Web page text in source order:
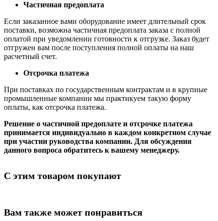
Частичная предоплата
Если заказанное вами оборудование имеет длительный срок
поставки, возможна частичная предоплата заказа с полной
оплатой при уведомлении готовности к отгрузке. Заказ будет
отгружен вам после поступления полной оплаты на наш
расчетный счет.
Отсрочка платежа
При поставках по государственным контрактам и в крупные
промышленные компании мы практикуем такую форму
оплаты, как отсрочка платежа.
Решение о частичной предоплате и отсрочке платежа
принимается индивидуально в каждом конкретном случае
при участии руководства компании. Для обсуждения
данного вопроса обратитесь к вашему менеджеру.
С этим товаром покупают
Вам также может понравиться